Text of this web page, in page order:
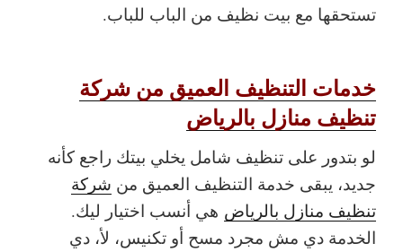
تستحقها مع بيت نظيف من الباب للباب.
خدمات التنظيف العميق من شركة
تنظيف منازل بالرياض
لو بتدور على تنظيف شامل يخلي بيتك راجع كأنه
جديد، يبقى خدمة التنظيف العميق من شركة
تنظيف منازل بالرياض هي أنسب اختيار ليك.
الخدمة دي مش مجرد مسح أو تكنيس، لأ، دي